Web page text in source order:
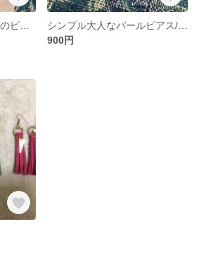
900円